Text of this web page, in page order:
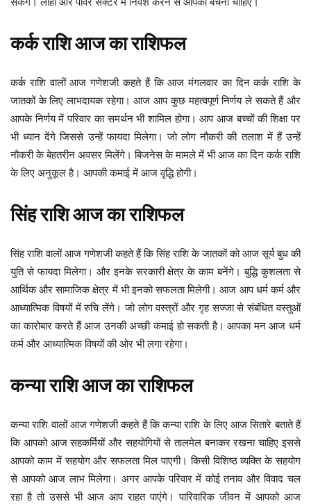
कर्कराशिआजकाराशिफल
कर्क राशि वालों आज गणेशजी कहते हैं कि आज मंगलवार का दिन कर्क राशि के
जातकों के लिए लाभदायक रहेगा। आज आप कुछ महत्वपूर्ण निर्णय ले सकते हैं और
आपके निर्णय में परिवार का समर्थन भी शामिल होगा। आप आज बच्चों की शिक्षा पर
भी ध्यान देंगे जिससे उन्हें फायदा मिलेगा। जो लोग नौकरी की तलाश में हैं उन्हें
नौकरी के बेहतरीन अवसर मिलेंगे। बिजनेस के मामले में भी आज का दिन कर्क राशि
के लिए अनुकूल है। आपकी कमाई में आज वृद्धि होगी।
सिंहराशिआजकाराशिफल
सिंह राशि वालों आज गणेशजी कहते हैं कि सिंह राशि के जातकों को आज सूर्य बुध की
युति से फायदा मिलेगा। और इनके सरकारी क्षेत्र के काम बनेंगे। बुद्धि कुशलता से
आर्थिक और सामाजिक क्षेत्र में भी इनको सफलता मिलेगी। आज आप धर्म कर्म और
आध्यात्मिक विषयों में रुचि लेंगे। जो लोग वस्त्रों और गृह सज्जा से संबंधित वस्तुओं
का कारोबार करते हैं आज उनकी अच्छी कमाई हो सकती है। आपका मन आज धर्म
कर्म और आध्यात्मिक विषयों की ओर भी लगा रहेगा।
कन्याराशिआजकाराशिफल
कन्या राशि वालों आज गणेशजी कहते हैं कि कन्या राशि के लिए आज सितारे बताते हैं
कि आपको आज सहकर्मियों और सहयोगियों से तालमेल बनाकर रखना चाहिए इससे
आपको काम में सहयोग और सफलता मिल पाएगी। किसी विशिष्ठ व्यक्ति के सहयोग
से आपको आज लाभ मिलेगा। अगर आपके परिवार में कोई तनाव और विवाद चल
रहा है तो उससे भी आज आप राहत पाएंगे। पारिवारिक जीवन में आपको आज